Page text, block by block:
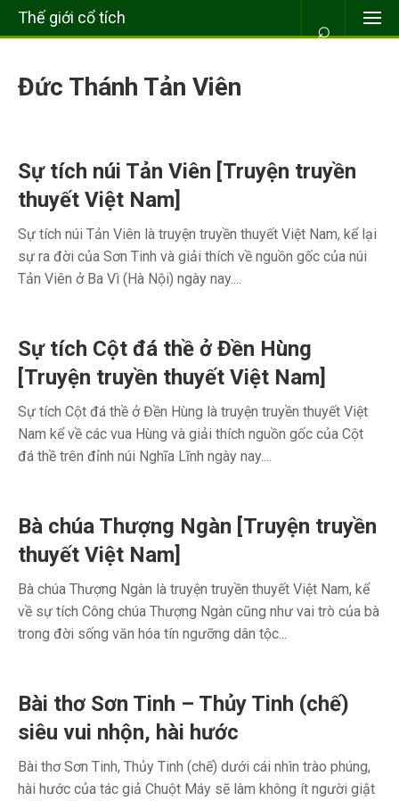
Thế giới cổ tích ⌕
Đức Thánh Tản Viên
Sự tích núi Tản Viên [Truyện truyền
thuyết Việt Nam]
Sự tích núi Tản Viên là truyện truyền thuyết Việt Nam, kể lại
sự ra đời của Sơn Tinh và giải thích về nguồn gốc của núi
Tản Viên ở Ba Vì (Hà Nội) ngày nay....
Sự tích Cột đá thề ở Đền Hùng
[Truyện truyền thuyết Việt Nam]
Sự tích Cột đá thề ở Đền Hùng là truyện truyền thuyết Việt
Nam kể về các vua Hùng và giải thích nguồn gốc của Cột
đá thề trên đỉnh núi Nghĩa Lĩnh ngày nay....
Bà chúa Thượng Ngàn [Truyện truyền
thuyết Việt Nam]
Bà chúa Thượng Ngàn là truyện truyền thuyết Việt Nam, kể
về sự tích Công chúa Thượng Ngàn cũng như vai trò của bà
trong đời sống văn hóa tín ngưỡng dân tộc...
Bài thơ Sơn Tinh – Thủy Tinh (chế)
siêu vui nhộn, hài hước
Bài thơ Sơn Tinh, Thủy Tinh (chế) dưới cái nhìn trào phúng,
hài hước của tác giả Chuột Máy sẽ làm không ít người giật